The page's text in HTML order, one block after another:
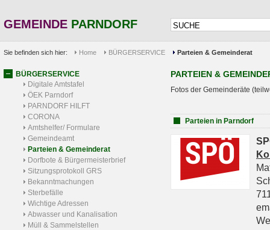
GEMEINDE PARNDORF
Sie befinden sich hier: Home BÜRGERSERVICE Parteien & Gemeinderat
BÜRGERSERVICE
Digitale Amtstafel
ÖEK Parndorf
PARNDORF HILFT
CORONA
Amtshelfer/ Formulare
Gemeindeamt
Parteien & Gemeinderat
Dorfbote & Bürgermeisterbrief
Sitzungsprotokoll GRS
Bekanntmachungen
Sterbefälle
Wichtige Adressen
Abwasser und Kanalisation
Müll & Sammelstellen
PARTEIEN &
Fotos der Gemeinderäte
Parteien in Parndorf